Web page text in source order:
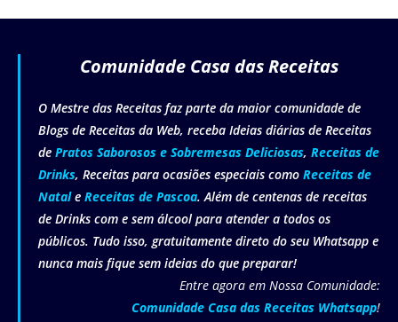
Comunidade Casa das Receitas
O Mestre das Receitas faz parte da maior comunidade de
Blogs de Receitas da Web, receba Ideias diárias de Receitas
de Pratos Saborosos e Sobremesas Deliciosas, Receitas de
Drinks, Receitas para ocasiões especiais como Receitas de
Natale Receitas de Pascoa. Além de centenas de receitas
de Drinks com e sem álcool para atender a todos os
públicos. Tudo isso, gratuitamente direto do seu Whatsapp e
nunca mais fique sem ideias do que preparar!
Entre agora em Nossa Comunidade:
Comunidade Casa das Receitas Whatsapp!